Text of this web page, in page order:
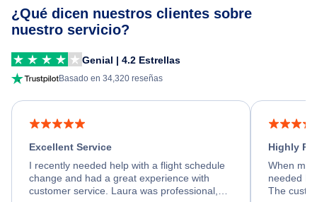
¿Qué dicen nuestros clientes sobre
nuestro servicio?
Genial | 4.2 Estrellas
Basado en 34,320 reseñas
Excellent Service
I recently needed help with a flight schedule
change and had a great experience with
customer service. Laura was professional,
Highly
When my
needed
The